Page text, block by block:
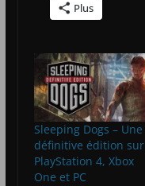
Plus
Sleeping Dogs – Une
définitive édition sur
PlayStation 4, Xbox
One et PC